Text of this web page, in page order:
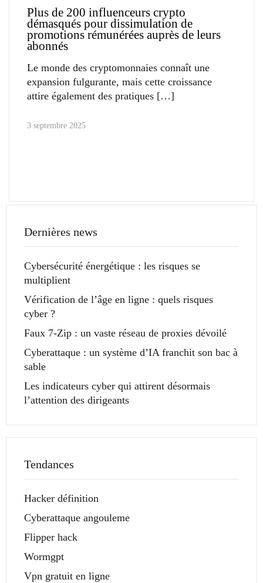
Plus de 200 influenceurs crypto
démasqués pour dissimulation de
promotions rémunérées auprès de leurs
abonnés
Le monde des cryptomonnaies connaît une
expansion fulgurante, mais cette croissance
attire également des pratiques
3 septembre 2025
Dernières news
Cybersécurité énergétique : les risques se
multiplient
Vérification de l’âge en ligne : quels risques
cyber ?
Faux 7-Zip : un vaste réseau de proxies dévoilé
Cyberattaque : un système d’IA franchit son bac à
sable
Les indicateurs cyber qui attirent désormais
l’attention des dirigeants
Tendances
Hacker définition
Cyberattaque angouleme
Flipper hack
Wormgpt
Vpn gratuit en ligne